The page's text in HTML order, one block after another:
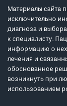
Материалы сайта
исключительно
диагноза и
к специалисту.
информацию о
лечения и
обоснованное
возникнуть при
использованием